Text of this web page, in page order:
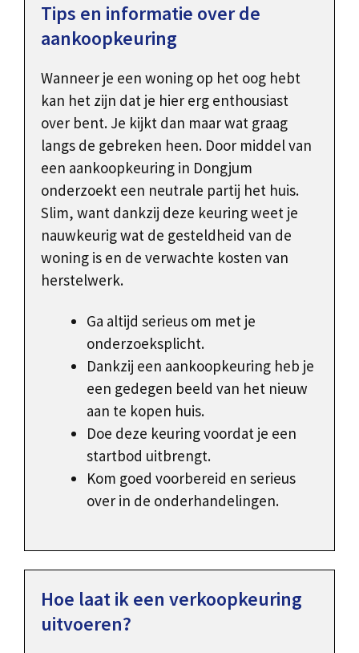
Tips en informatie over de
aankoopkeuring
Wanneer je een woning op het oog hebt
kan het zijn dat je hier erg enthousiast
over bent. Je kijkt dan maar wat graag
langs de gebreken heen. Door middel van
een aankoopkeuring in Dongjum
onderzoekt een neutrale partij het huis.
Slim, want dankzij deze keuring weet je
nauwkeurig wat de gesteldheid van de
woning is en de verwachte kosten van
herstelwerk.
Ga altijd serieus om met je
onderzoeksplicht.
Dankzij een aankoopkeuring heb je
een gedegen beeld van het nieuw
aan te kopen huis.
Doe deze keuring voordat je een
startbod uitbrengt.
Kom goed voorbereid en serieus
over in de onderhandelingen.
Hoe laat ik een verkoopkeuring
uitvoeren?